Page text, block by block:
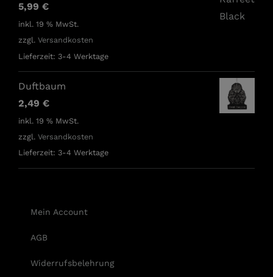
5,99 €
inkl. 19 % MwSt.
zzgl. Versandkosten
Lieferzeit: 3-4 Werktage
Duftbaum
2,49 €
inkl. 19 % MwSt.
zzgl. Versandkosten
Lieferzeit: 3-4 Werktage
Mein Account
AGB
Widerrufsbelehrung